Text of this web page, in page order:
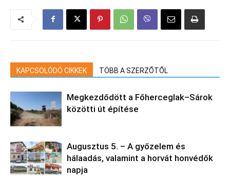
KAPCSOLÓDÓ CIKKEK TÖBB A SZERZŐTŐL
Megkezdődött a Főherceglak–Sárok
közötti út építése
Augusztus 5. – A győzelem és
hálaadás, valamint a horvát honvédők
napja